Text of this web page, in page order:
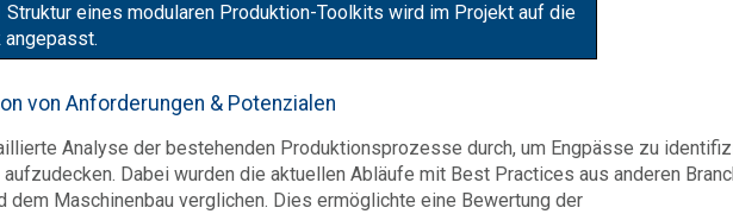
Struktur eines modularen Produktion-Toolkits wird im Projekt auf die
angepasst.
von Anforderungen & Potenzialen
Analyse der bestehenden Produktionsprozesse durch, um Engpässe zu
Dabei wurden die aktuellen Abläufe mit Best Practices aus anderen
dem Maschinenbau verglichen. Dies ermöglichte eine Bewertung der